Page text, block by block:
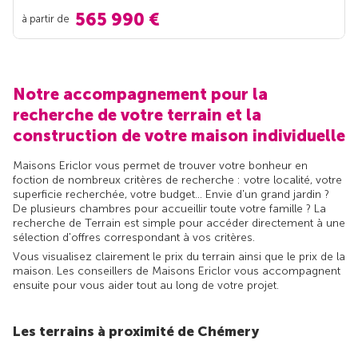
à partir de 565 990 €
Notre accompagnement pour la
recherche de votre terrain et la
construction de votre maison individuelle
Maisons Ericlor vous permet de trouver votre bonheur en
foction de nombreux critères de recherche : votre localité, votre
superficie recherchée, votre budget... Envie d'un grand jardin ?
De plusieurs chambres pour accueillir toute votre famille ? La
recherche de Terrain est simple pour accéder directement à une
sélection d'offres correspondant à vos critères.
Vous visualisez clairement le prix du terrain ainsi que le prix de la
maison. Les conseillers de Maisons Ericlor vous accompagnent
ensuite pour vous aider tout au long de votre projet.
Les terrains à proximité de Chémery